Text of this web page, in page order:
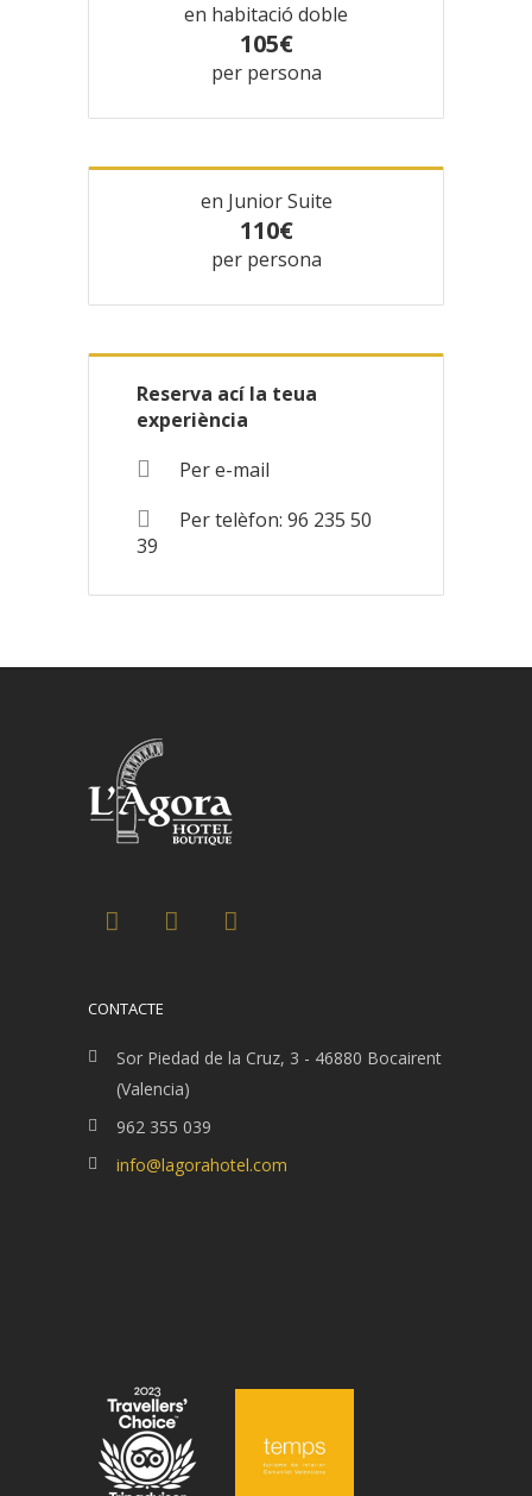
en habitació doble
105€
per persona
en Junior Suite
110€
per persona
Reserva ací la teua
experiència
Per e-mail
Per telèfon: 96 235 50
39
CONTACTE
Sor Piedad de la Cruz, 3 - 46880 Bocairent
(Valencia)
962 355 039
info@lagorahotel.com